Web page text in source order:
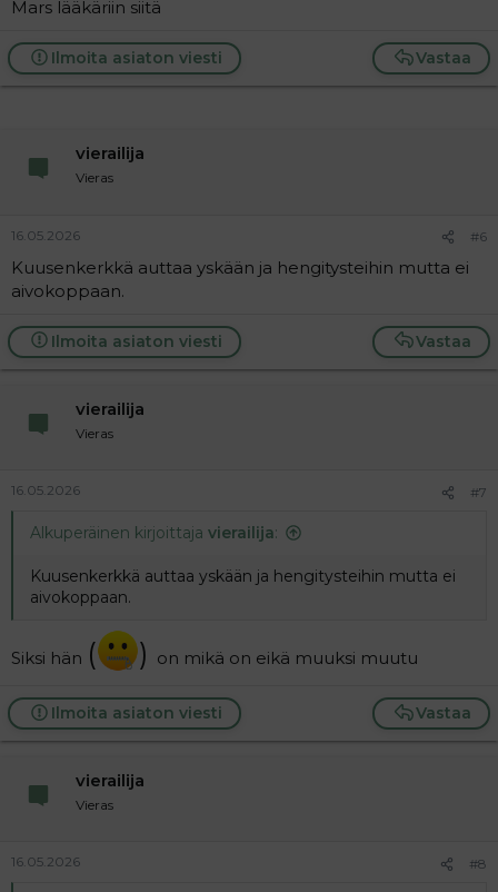
Mars lääkäriin siitä
Vastaa
Ilmoita asiaton viesti
vierailija
Vieras
16.05.2026 #6
Kuusenkerkkä auttaa yskään ja hengitysteihin mutta ei
aivokoppaan.
Vastaa
Ilmoita asiaton viesti
vierailija
Vieras
16.05.2026 #7
Alkuperäinen kirjoittaja vierailija:
Kuusenkerkkä auttaa yskään ja hengitysteihin mutta ei
aivokoppaan.
Siksi hän ( ) on mikä on eikä muuksi muutu
Vastaa
Ilmoita asiaton viesti
vierailija
Vieras
16.05.2026 #8